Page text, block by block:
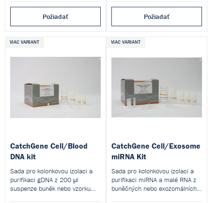
Požiadať Požiadať
VIAC VARIANT
CatchGene Cell/Blood
DNA kit
Sada pro kolonkovou izolaci a
purifikaci gDNA z 200 μl
suspenze buněk nebo vzorku
VIAC VARIANT
CatchGene Cell/Exosome
miRNA Kit
Sada pro kolonkovou izolaci a
purifikaci miRNA a malé RNA z
buněčných nebo exozomálních